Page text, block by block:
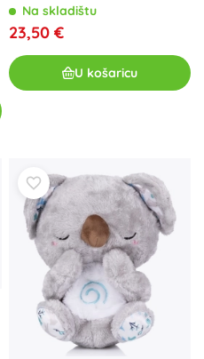
Na skladištu
23,50 €
U košaricu